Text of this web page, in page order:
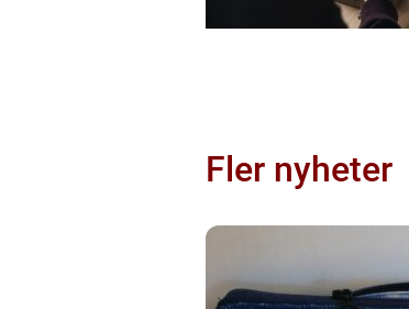
Fler nyheter